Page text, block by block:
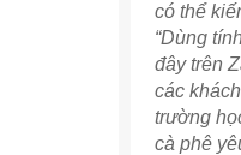
có thể
“Dùng
đây trên
các
trường
cà phê